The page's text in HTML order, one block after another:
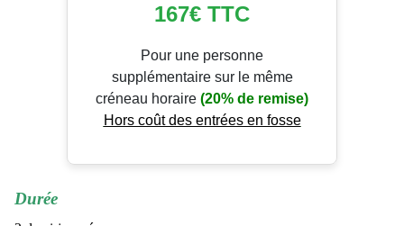
167€ TTC
Pour une personne
supplémentaire sur le même
créneau horaire (20% de remise)
Hors coût des entrées en fosse
Durée